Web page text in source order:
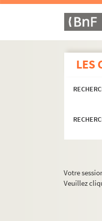
LES
Votre
Veuillez